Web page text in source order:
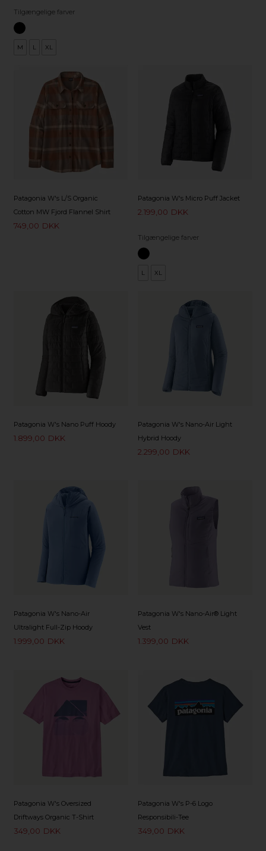
Tilgængelige farver
M L XL
Patagonia W's L/S Organic
Cotton MW Fjord Flannel Shirt
749,00 DKK
Patagonia W's Micro Puff Jacket
2.199,00 DKK
Tilgængelige farver
L XL
Patagonia W's Nano Puff Hoody
1.899,00 DKK
Patagonia W's Nano-Air Light
Hybrid Hoody
2.299,00 DKK
Patagonia W's Nano-Air
Ultralight Full-Zip Hoody
1.999,00 DKK
Patagonia W's Nano-Air® Light
Vest
1.399,00 DKK
Patagonia W's Oversized
Driftways Organic T-Shirt
349,00 DKK
Patagonia W's P-6 Logo
Responsibili-Tee
349,00 DKK